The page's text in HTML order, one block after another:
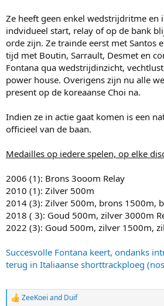
Ze heeft geen enkel wedstrijdritme en
indvidueel start, relay of op de bank
orde zijn. Ze trainde eerst met Santos
tijd met Boutin, Sarrault, Desmet en
Fontana qua wedstrijdinzicht,
power house. Overigens zijn nu alle
present op de koreaanse Choi na.
Indien ze in actie gaat komen is een
officieel van de baan.
Medailles op iedere spelen, op elke
2006 (1): Brons 3ooom Relay
2010 (1): Zilver 500m
2014 (3): Zilver 500m, brons 1500m,
2018 ( 3): Goud 500m, zilver 3000m
2022 (3): Goud 500m, zilver 1500m,
Succesvolle Fontana keert, ondanks
terug in Italiaanse shorttrackploeg
R
ZeeKoei and Duif